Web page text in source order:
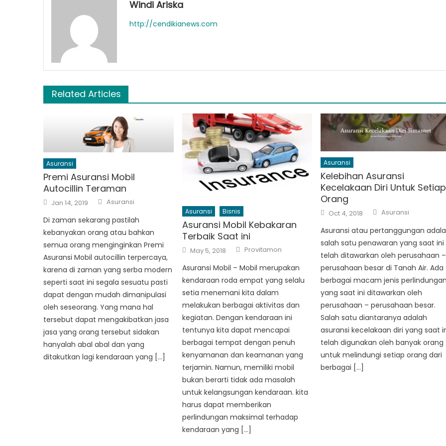
Windi Ariska
http://cendikianews.com
Related Articles
Asuransi
Premi Asuransi Mobil
Autocillin Teraman
Posted
on
Jan 14, 2019 Author
Asuransi
Di zaman sekarang pastilah
kebanyakan orang atau bahkan
semua orang menginginkan Premi
Asuransi Mobil autocillin terpercaya,
karena di zaman yang serba modern
seperti saat ini segala sesuatu pasti
dapat dengan mudah dimanipulasi
oleh seseorang. Yang mana hal
tersebut dapat mengakibatkan jasa
jasa yang orang tersebut sidakan
hanyalah abal abal dan yang
ditakutkan lagi kendaraan yang […]
Asuransi Bisnis
Asuransi Mobil Kebakaran
Terbaik Saat ini
Posted
on
May 5, 2018 Author
Provitamon
Asuransi Mobil – Mobil merupakan
kendaraan roda empat yang selalu
setia menemani kita dalam
melakukan berbagai aktivitas dan
kegiatan. Dengan kendaraan ini
tentunya kita dapat mencapai
berbagai tempat dengan penuh
kenyamanan dan keamanan yang
terjamin. Namun, memiliki mobil
bukan berarti tidak ada masalah
untuk kelangsungan kendaraan. kita
harus dapat memberikan
perlindungan maksimal terhadap
kendaraan yang […]
Asuransi
Kelebihan Asuransi
Kecelakaan Diri Untuk Setiap
Orang
Posted
on
Oct 4, 2018 Author
Asuransi
Asuransi atau pertanggungan
salah satu penawaran yang saat ini
telah ditawarkan oleh perusahaan –
perusahaan besar di Tanah Air. Ada
berbagai macam jenis
yang saat ini ditawarkan oleh
perusahaan – perusahaan besar.
Salah satu diantaranya adalah
asuransi kecelakaan diri yang saat
telah digunakan oleh banyak orang
untuk melindungi setiap orang dari
berbagai […]